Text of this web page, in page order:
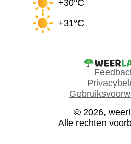
+30°C
+31°C
© 2026,
Alle rechten